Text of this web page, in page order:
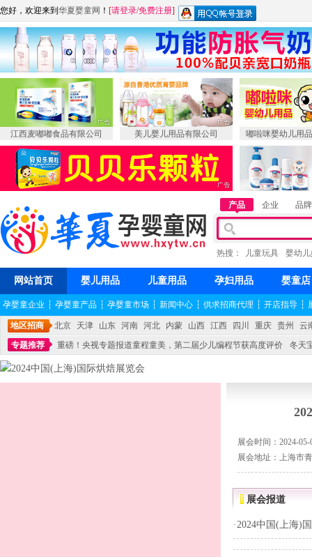
您好，欢迎来到 华夏婴童网 ！ [请登录/免费注册]
江西麦嘟嘟食品有限公司 美儿婴儿用品有限公司 嘟啦咪婴幼儿用
产品 企业 品牌
热搜： 儿童玩具 婴幼
网站首页 婴儿用品 儿童用品 孕妇用品 婴童店
孕婴童企业 ┆ 孕婴童产品 ┆ 孕婴童市场 ┆ 新闻中心 ┆ 供求招商代理 ┆ 开店指导 ┆
地区招商 北京 天津 山东 河南 河北 内蒙 山西 江西 四川 重庆 贵州
云
专题推荐
重磅！央视专题报道童程童美，第二届少儿编程节获高度评价
冬天
不能再单纯地销售产品,而要向增强服务转型,毕竟母婴产品比较特殊。”
展会时间：2024-05-
展会地址：上海市
展会报道
·2024中国(上海)